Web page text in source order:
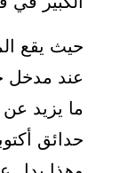
حيث يقع
عند مدخل
حدائق